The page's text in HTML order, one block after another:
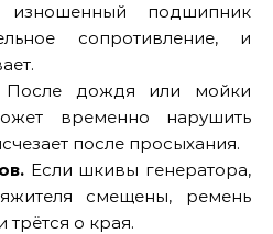
подшипник
сопротивление, и
дождя или мойки
временно нарушить
после просыхания.
Если шкивы генератора,
смещены, ремень
трётся о края.